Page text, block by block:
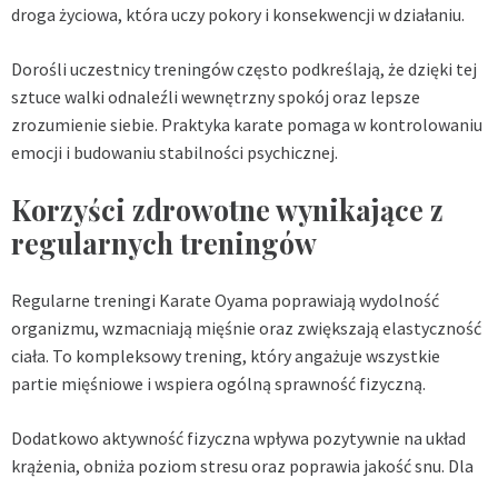
droga życiowa, która uczy pokory i konsekwencji w działaniu.
Dorośli uczestnicy treningów często podkreślają, że dzięki tej
sztuce walki odnaleźli wewnętrzny spokój oraz lepsze
zrozumienie siebie. Praktyka karate pomaga w kontrolowaniu
emocji i budowaniu stabilności psychicznej.
Korzyści zdrowotne wynikające z
regularnych treningów
Regularne treningi Karate Oyama poprawiają wydolność
organizmu, wzmacniają mięśnie oraz zwiększają elastyczność
ciała. To kompleksowy trening, który angażuje wszystkie
partie mięśniowe i wspiera ogólną sprawność fizyczną.
Dodatkowo aktywność fizyczna wpływa pozytywnie na układ
krążenia, obniża poziom stresu oraz poprawia jakość snu. Dla